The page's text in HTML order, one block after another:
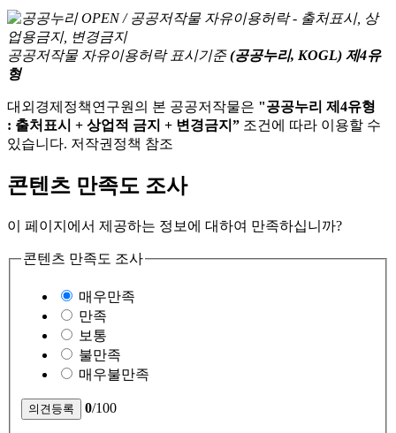
공공저작물 자유이용허락 표시기준 (공공누리, KOGL) 제4유
형
대외경제정책연구원의 본 공공저작물은 "공공누리 제4유형
: 출처표시 + 상업적 금지 + 변경금지” 조건에 따라 이용할 수
있습니다. 저작권정책 참조
콘텐츠 만족도 조사
이 페이지에서 제공하는 정보에 대하여 만족하십니까?
콘텐츠 만족도 조사
매우만족
만족
보통
불만족
매우불만족
0/100